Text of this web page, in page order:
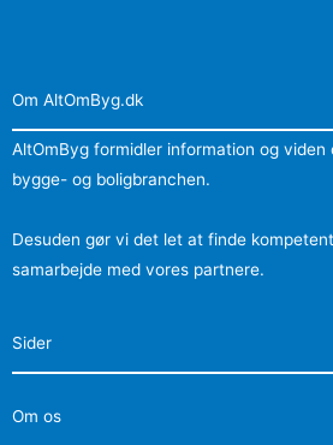
Om AltOmByg.dk
AltOmByg formidler information og viden
bygge- og boligbranchen.
Desuden gør vi det let at finde
samarbejde med vores partnere.
Sider
Om os